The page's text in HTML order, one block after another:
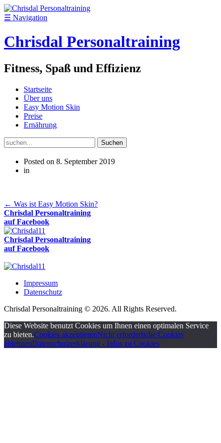
☰ Navigation
Chrisdal Personaltraining
Fitness, Spaß und Effizienz
Startseite
Über uns
Easy Motion Skin
Preise
Ernährung
Suchen
nach:
Posted on 8. September 2019
in
← Was ist Easy Motion Skin?
Chrisdal Personaltraining
auf Facebook
Chrisdal Personaltraining
auf Facebook
Impressum
Datenschutz
Chrisdal Personaltraining © 2026. All Rights Reserved.
Diese Website benutzt Cookies um Ihnen einen optimalen Service
zu bieten.Cookies akzeptierenNicht erforderliche Cookies
ablehnenDatenschutzerklärung - Infos zu Cookies